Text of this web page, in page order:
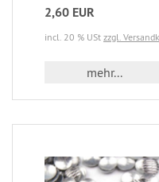
2,60 EUR
incl. 20 % USt zzgl.
mehr...